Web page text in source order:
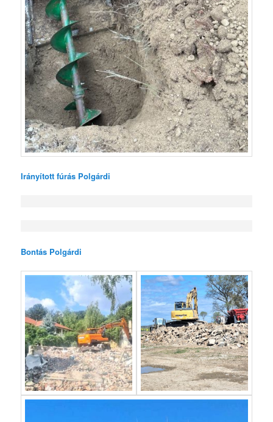
Irányított fúrás Polgárdi
Bontás Polgárdi